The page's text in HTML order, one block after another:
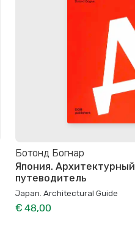
Ботонд Богнар
Япония. Архитектурный
путеводитель
Japan. Architectural Guide
€ 48,00